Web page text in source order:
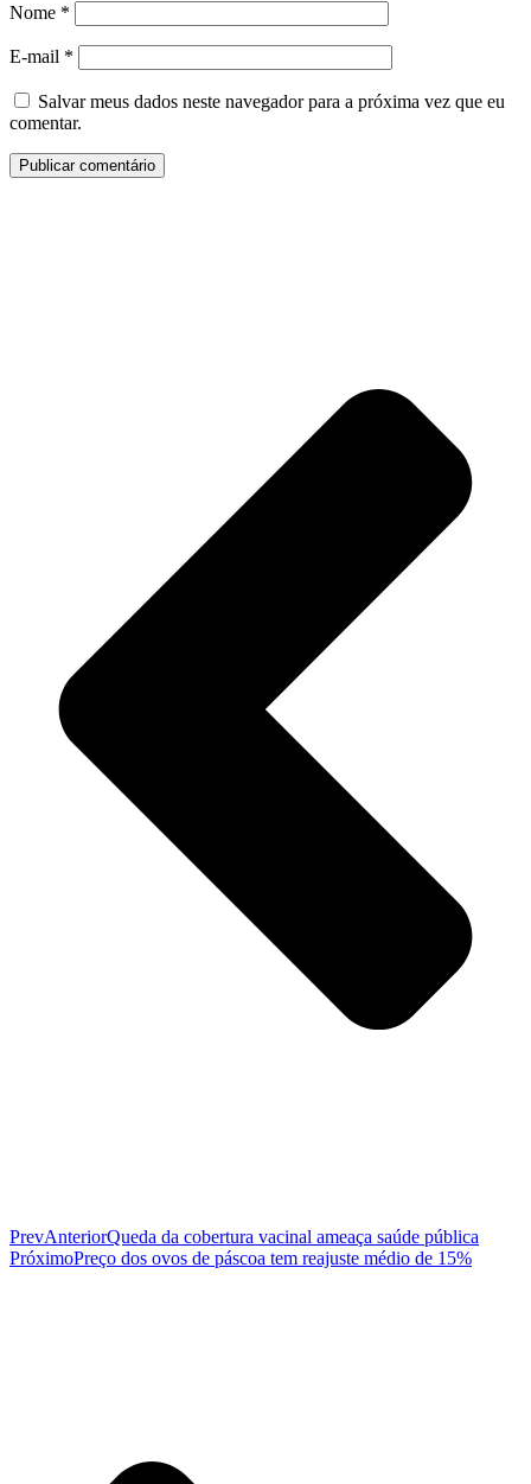
Nome *
E-mail *
Salvar meus dados neste navegador para a próxima vez que eu
comentar.
PrevAnteriorQueda da cobertura vacinal ameaça saúde pública
PróximoPreço dos ovos de páscoa tem reajuste médio de 15%